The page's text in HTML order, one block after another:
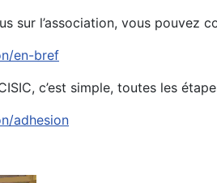
sur l’association, vous pouvez
en-bref
c’est simple, toutes les
adhesion